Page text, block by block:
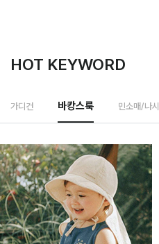
HOT KEYWORD
가디건 바캉스룩 민소매/나시